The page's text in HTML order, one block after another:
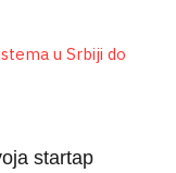
startap